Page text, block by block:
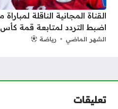
القناة المجانية الناقلة
اضبط التردد لمتابعة قمة كأس
الشهر الماضي رياضة
تعليقات